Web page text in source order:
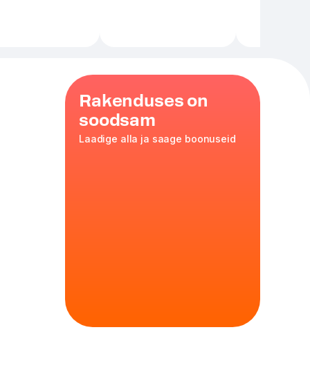
Rakenduses on
soodsam
Laadige alla ja saage boonuseid